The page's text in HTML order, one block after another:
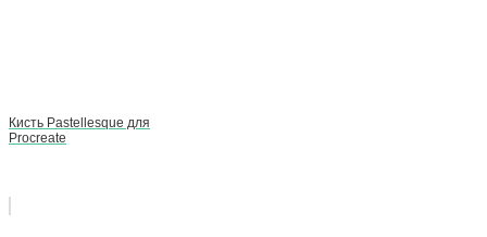
Кисть Pastellesque для
Procreate